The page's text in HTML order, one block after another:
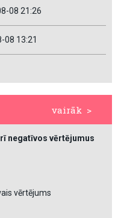
08 21:26
08 13:21
vairāk >
negatīvos vērtējumus
vērtējums